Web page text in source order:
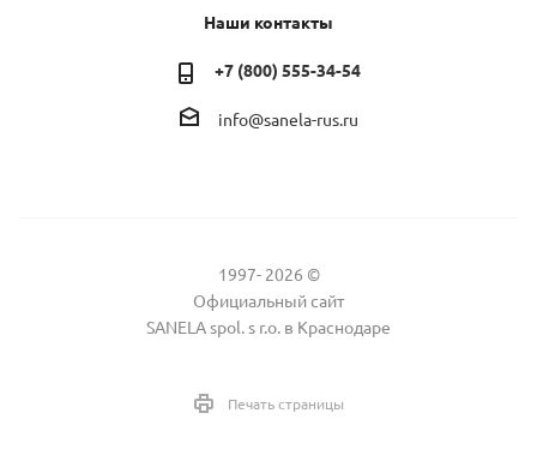
Наши контакты
+7 (800) 555-34-54
info@sanela-rus.ru
1997- 2026 ©
Официальный сайт
SANELA spol. s r.o. в Краснодаре
Печать страницы